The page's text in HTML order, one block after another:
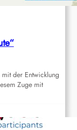
der Entwicklung
Zuge mit